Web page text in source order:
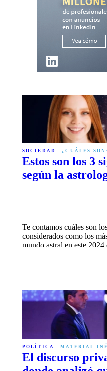
SOCIEDAD ¿CUÁLES SON?
Estos son los 3
según la
Te contamos cuáles son
considerados como los
mundo astral en este 2024
POLÍTICA MATERIAL
El discurso